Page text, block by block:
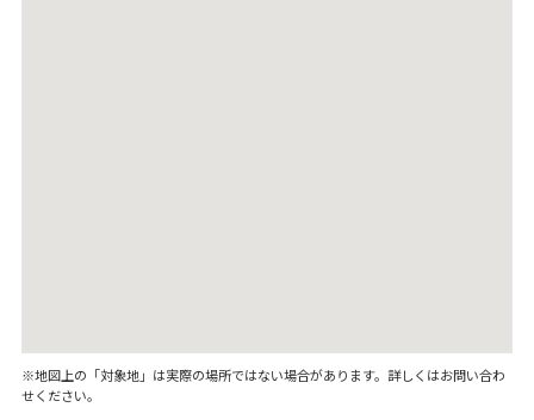
※地図上の「対象地」は実際の場所ではない場合があります。詳しくはお問い合わ
せください。